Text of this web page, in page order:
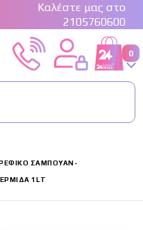
Καλέστε μας στο
2105760600
Cart
0
ΒΡΕΦΙΚΌ ΣΑΜΠΟΥΆΝ-
1LT